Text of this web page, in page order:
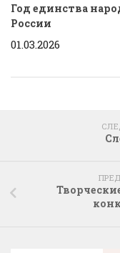
Год единства
России
01.03.2026